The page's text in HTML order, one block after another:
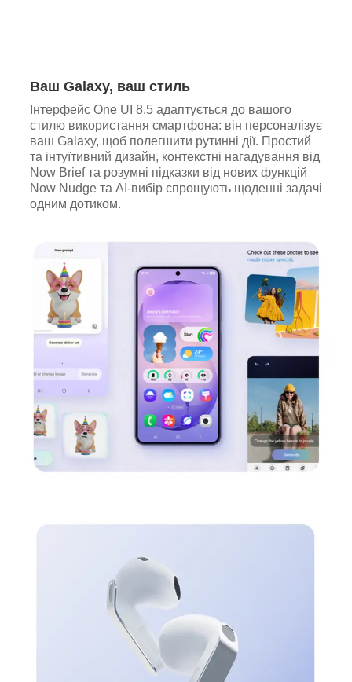
Ваш Galaxy, ваш стиль
Інтерфейс One UI 8.5 адаптується до вашого
стилю використання смартфона: він персоналізує
ваш Galaxy, щоб полегшити рутинні дії. Простий
та інтуїтивний дизайн, контекстні нагадування від
Now Brief та розумні підказки від нових функцій
Now Nudge та AI-вибір спрощують щоденні задачі
одним дотиком.